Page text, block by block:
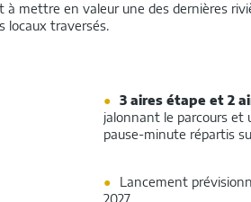
mettre en valeur une des dernières
locaux traversés.
3 aires étape et 2
jalonnant le parcours et
pause-minute répartis
Lancement
2027